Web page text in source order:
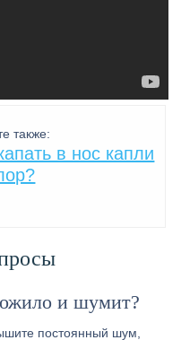
также:
в нос капли
и шумит?
постоянный шум,